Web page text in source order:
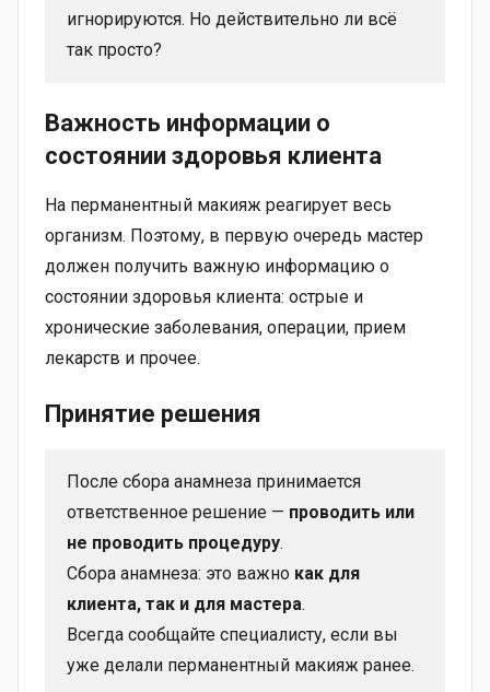
игнорируются. Но действительно ли всё
так просто?
Важность информации о
состоянии здоровья клиента
На перманентный макияж реагирует весь
организм. Поэтому, в первую очередь мастер
должен получить важную информацию о
состоянии здоровья клиента: острые и
хронические заболевания, операции, прием
лекарств и прочее.
Принятие решения
После сбора анамнеза принимается
ответственное решение — проводить или
не проводить процедуру.
Сбора анамнеза: это важно как для
клиента, так и для мастера.
Всегда сообщайте специалисту, если вы
уже делали перманентный макияж ранее.